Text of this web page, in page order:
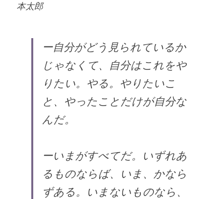
本太郎
ー自分がどう見られているか
じゃなくて、自分はこれをや
りたい。やる。やりたいこ
と、やったことだけが自分な
んだ。
ーいまがすべてだ。いずれあ
るものならば、いま、かなら
ずある。いまないものなら、